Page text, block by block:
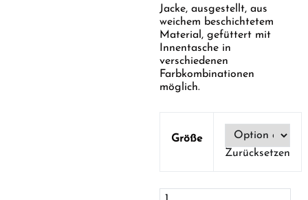
Jacke, ausgestellt, aus
weichem beschichtetem
Material, gefüttert mit
Innentasche in
verschiedenen
Farbkombinationen
möglich.
Größe
Zurücksetzen
Sixties